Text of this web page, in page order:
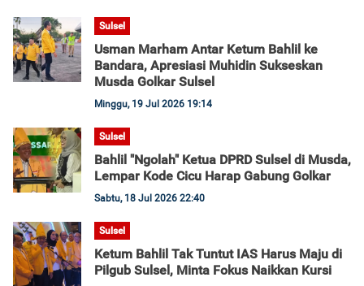
Sulsel
Usman Marham Antar Ketum Bahlil ke
Bandara, Apresiasi Muhidin Sukseskan
Musda Golkar Sulsel
Minggu, 19 Jul 2026 19:14
Sulsel
Bahlil "Ngolah" Ketua DPRD Sulsel di Musda,
Lempar Kode Cicu Harap Gabung Golkar
Sabtu, 18 Jul 2026 22:40
Sulsel
Ketum Bahlil Tak Tuntut IAS Harus Maju di
Pilgub Sulsel, Minta Fokus Naikkan Kursi